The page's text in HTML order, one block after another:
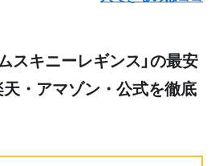
スキニーレギンス」の最安
・アマゾン・公式を徹底